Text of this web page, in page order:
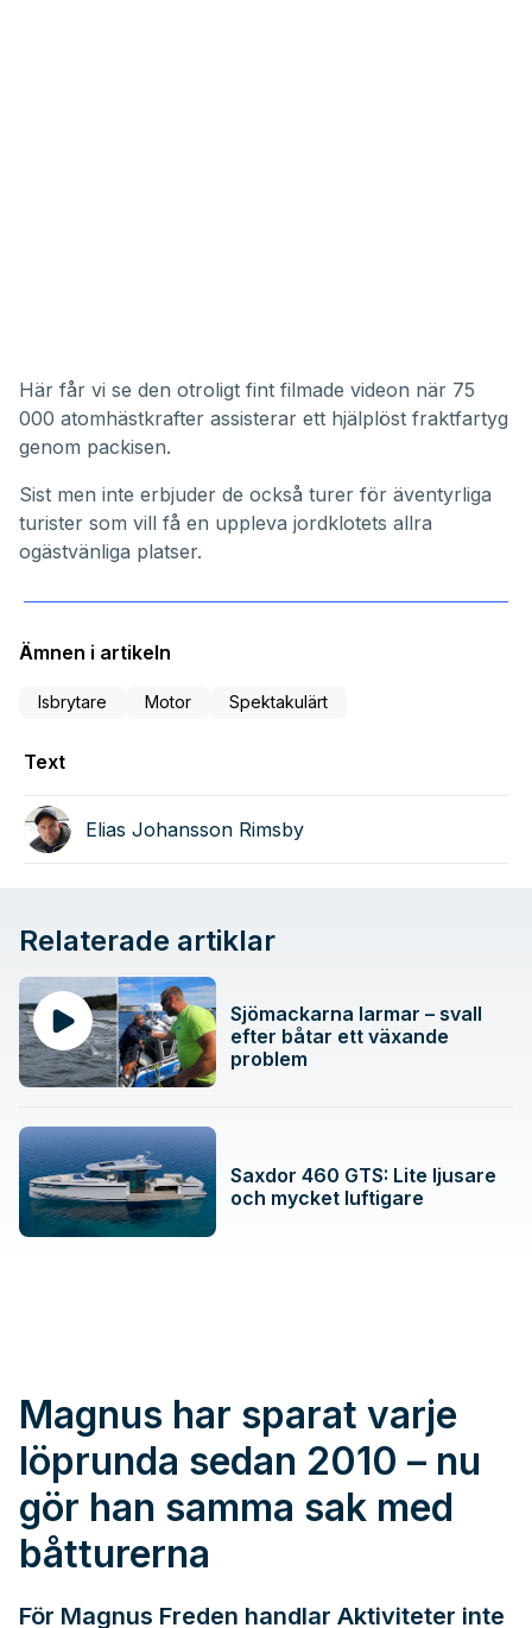
Här får vi se den otroligt fint filmade videon när 75
000 atomhästkrafter assisterar ett hjälplöst fraktfartyg
genom packisen.
Sist men inte erbjuder de också turer för äventyrliga
turister som vill få en uppleva jordklotets allra
ogästvänliga platser.
Ämnen i artikeln
Isbrytare Motor Spektakulärt
Text
Elias Johansson Rimsby
Relaterade artiklar
Sjömackarna larmar – svall
efter båtar ett växande
problem
Saxdor 460 GTS: Lite ljusare
och mycket luftigare
Magnus har sparat varje
löprunda sedan 2010 – nu
gör han samma sak med
båtturerna
För Magnus Freden handlar Aktiviteter inte